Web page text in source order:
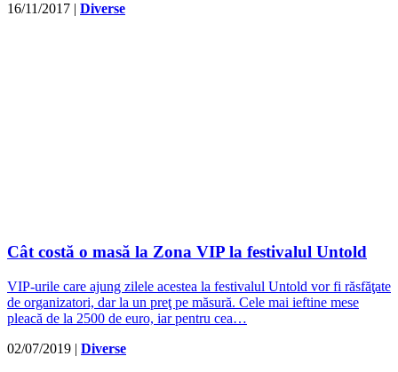
16/11/2017 | Diverse
Cât costă o masă la Zona VIP la festivalul Untold
VIP-urile care ajung zilele acestea la festivalul Untold vor fi răsfăţate
de organizatori, dar la un preţ pe măsură. Cele mai ieftine mese
pleacă de la 2500 de euro, iar pentru cea…
02/07/2019 | Diverse